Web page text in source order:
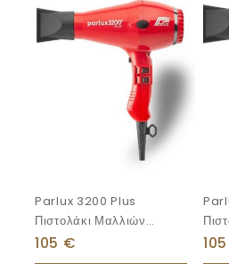
Parlux 3200 Plus
Πιστολάκι Μαλλιών
1900W
105 € 105